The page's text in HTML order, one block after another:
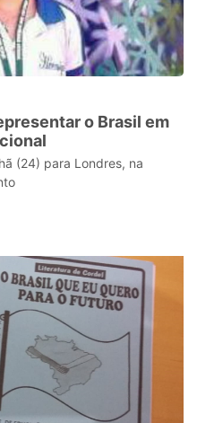
o Brasil em
(24) para Londres, na